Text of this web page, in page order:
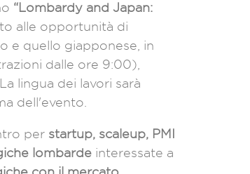
“Lombardy and Japan:
alle opportunità di
e quello giapponese, in
dalle ore 9:00),
La lingua dei lavori sarà
dell'evento.
per startup, scaleup, PMI
lombarde interessate a